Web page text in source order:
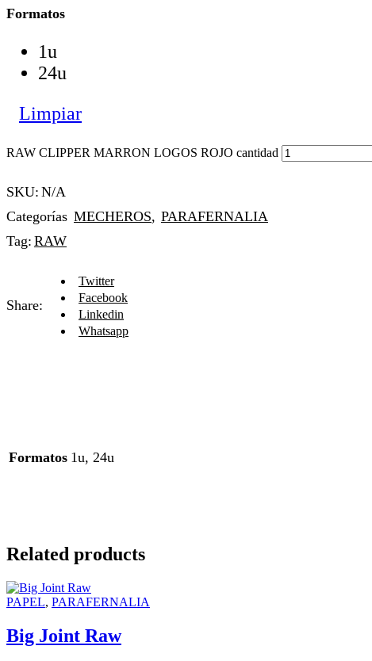
Formatos
1u
24u
Limpiar
RAW CLIPPER MARRON LOGOS ROJO cantidad
SKU: N/A
Categorías MECHEROS, PARAFERNALIA
Tag: RAW
Share:
Twitter
Facebook
Linkedin
Whatsapp
Formatos 1u, 24u
Related products
PAPEL, PARAFERNALIA
Big Joint Raw